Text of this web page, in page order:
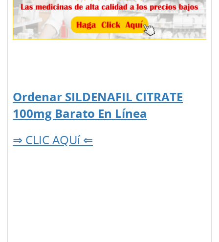
Ordenar SILDENAFIL CITRATE
100mg Barato En Línea
⇒ CLIC AQUí ⇐